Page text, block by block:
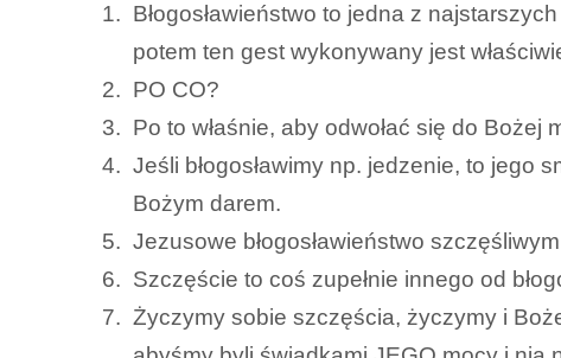
Błogosławieństwo to jedna z
potem ten gest wykonywany jest
PO CO?
Po to właśnie, aby odwołać się do Bożej
Jeśli błogosławimy np. jedzenie, to jego
Bożym darem.
Jezusowe błogosławieństwo
Szczęście to coś zupełnie innego od
Życzymy sobie szczęścia, życzymy i